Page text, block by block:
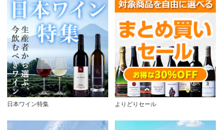
日本ワイン特集 よりどりセール